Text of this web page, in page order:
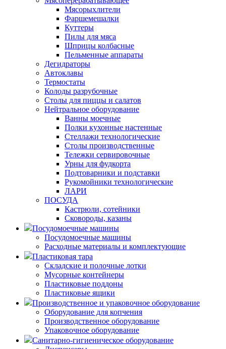
Мясорыхлители
Фаршемешалки
Куттеры
Пилы для мяса
Шприцы колбасные
Пельменные аппараты
Дегидраторы
Автоклавы
Термостаты
Колоды разрубочные
Столы для пиццы и салатов
Нейтральное оборудование
Ванны моечные
Полки кухонные настенные
Стеллажи технологические
Столы производственные
Тележки сервировочные
Урны для фудкорта
Подтоварники и подставки
Рукомойники технологические
ЛАРИ
ПОСУДА
Кастрюли, сотейники
Сковороды, казаны
Посудомоечные машины
Посудомоечные машины
Расходные материалы и комплектующие
Пластиковая тара
Складские и полочные лотки
Мусорные контейнеры
Пластиковые поддоны
Пластиковые ящики
Производственное и упаковочное оборудование
Оборудование для копчения
Производственное оборудование
Упаковочное оборудование
Санитарно-гигиеническое оборудование